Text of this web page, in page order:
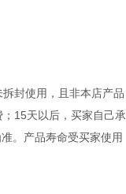
封使用，且非本店产品
15天以后，买家自己承
。产品寿命受买家使用